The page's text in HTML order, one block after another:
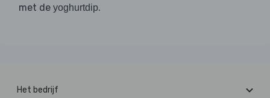
met de yoghurtdip.
Het bedrijf